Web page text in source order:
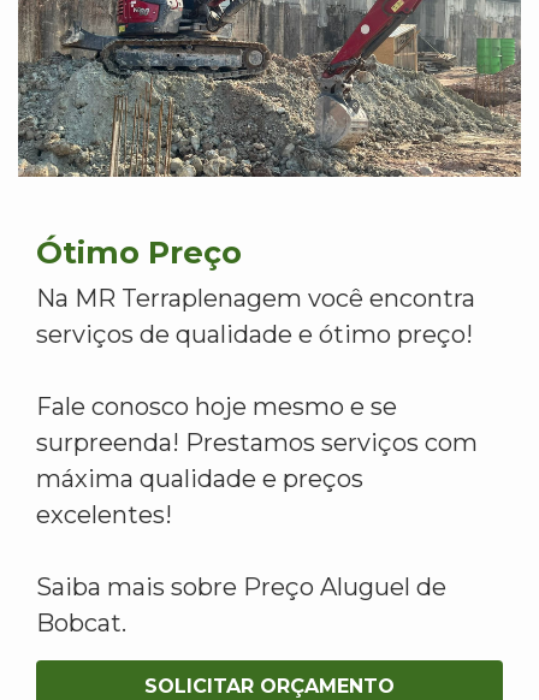
Ótimo Preço
Na MR Terraplenagem você encontra
serviços de qualidade e ótimo preço!
Fale conosco hoje mesmo e se
surpreenda! Prestamos serviços com
máxima qualidade e preços
excelentes!
Saiba mais sobre Preço Aluguel de
Bobcat.
SOLICITAR ORÇAMENTO